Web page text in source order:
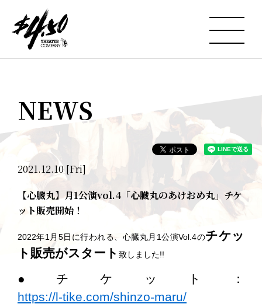
NEWS
2021.12.10 [Fri]
【心臓丸】月1公演vol.4「心臓丸のあけおめ丸」チケ
ット販売開始！
2022年1月5日に行われる、心臓丸月1公演Vol.4のチケッ
ト販売がスタート 致しました!!
●チケット：
https://l-tike.com/shinzo-maru/